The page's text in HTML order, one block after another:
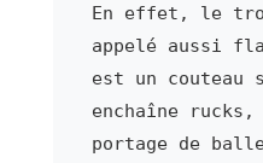
En effet, le
appelé aussi
est un couteau
enchaîne rucks,
portage de